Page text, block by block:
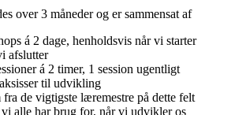
over 3 måneder og er sammensat af
á 2 dage, henholdsvis når vi starter
afslutter
á 2 timer, 1 session ugentligt
til udvikling
de vigtigste læremestre på dette felt
alle har brug for, når vi udvikler os